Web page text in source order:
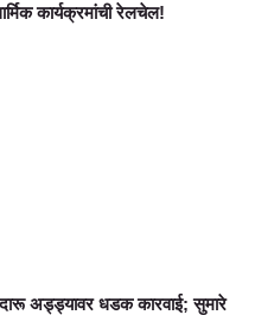
कार्यक्रमांची रेलचेल!
दारू अड्ड्यावर धडक कारवाई; सुमारे